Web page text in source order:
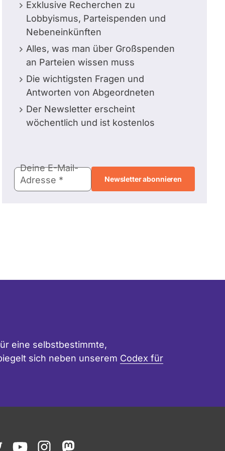
Exklusive Recherchen zu
Lobbyismus, Parteispenden und
Nebeneinkünften
Alles, was man über Großspenden
an Parteien wissen muss
Die wichtigsten Fragen und
Antworten von Abgeordneten
Der Newsletter erscheint
wöchentlich und ist kostenlos
Mail-
Adresse
Deine E-Mail-
Adresse
eine selbstbestimmte,
sich neben unserem Codex für